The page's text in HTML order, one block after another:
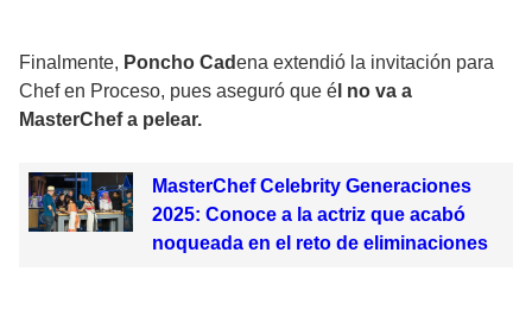
Finalmente, Poncho Cadena extendió la invitación para
Chef en Proceso, pues aseguró que é l no va a
MasterChef a pelear.
MasterChef Celebrity Generaciones
2025: Conoce a la actriz que acabó
noqueada en el reto de eliminaciones